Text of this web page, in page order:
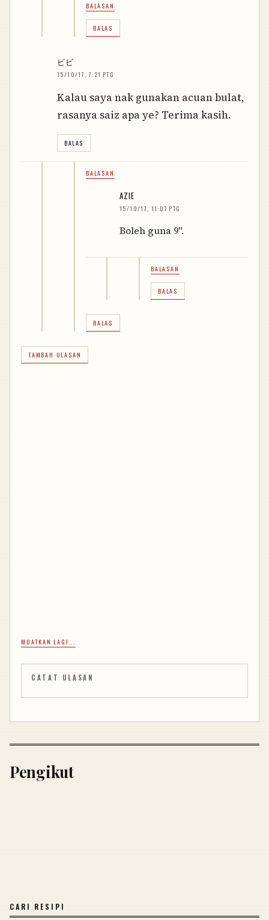
BALASAN
BALAS
ビビ
15/10/17, 7:21 PTG
Kalau saya nak gunakan acuan bulat,
rasanya saiz apa ye? Terima kasih.
BALAS
BALASAN
AZIE
15/10/17, 11:07 PTG
Boleh guna 9".
BALASAN
BALAS
BALAS
TAMBAH ULASAN
MUATKAN LAGI...
CATAT ULASAN
Pengikut
CARI RESIPI